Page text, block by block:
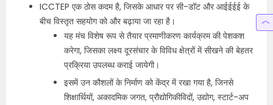
ICCTEP एक ठोस कदम है, जिसके आधार पर सी-डॉट और आईईईई के
बीच विस्तृत सहयोग को और बढ़ाया जा रहा है।
यह मंच विशेष रूप से तैयार प्रमाणीकरण कार्यक्रम की पेशकश
करेगा, जिसका लक्ष्य दूरसंचार के विविध क्षेत्रों में सीखने की बेहतर
प्रक्रिया उपलब्ध कराई जायेगी।
इसमें उन कौशलों के निर्माण को केंद्र में रखा गया है, जिनसे
शिक्षार्थियों, अकादमिक जगत, प्रौद्योगिकीविदों, उद्योग, स्टार्ट-अप